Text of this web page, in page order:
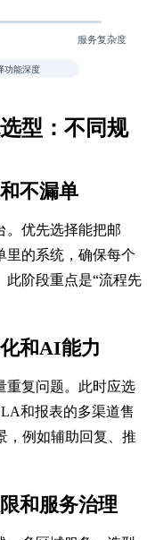
型：不同规
不漏单
。优先选择能把邮
里的系统，确保每个
此阶段重点是“流程先
和AI能力
重复问题。此时应选
和报表的多渠道售
，例如辅助回复、推
和服务治理